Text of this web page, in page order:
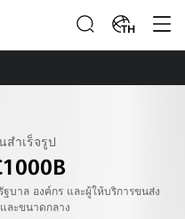
TH
สำเร็จรูป
บาล องค์กร และผู้ให้บริการขนส่ง
ละขนาดกลาง